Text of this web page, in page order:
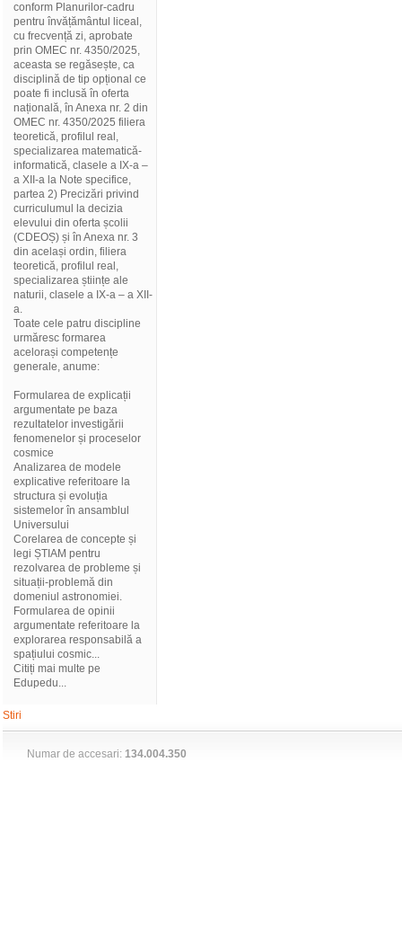
conform Planurilor-cadru
pentru învățământul liceal,
cu frecvență zi, aprobate
prin OMEC nr. 4350/2025,
aceasta se regăsește, ca
disciplină de tip opțional ce
poate fi inclusă în oferta
națională, în Anexa nr. 2 din
OMEC nr. 4350/2025 filiera
teoretică, profilul real,
specializarea matematică-
informatică, clasele a IX-a –
a XII-a la Note specifice,
partea 2) Precizări privind
curriculumul la decizia
elevului din oferta școlii
(CDEOȘ) și în Anexa nr. 3
din același ordin, filiera
teoretică, profilul real,
specializarea științe ale
naturii, clasele a IX-a – a XII-
a.
Toate cele patru discipline
urmăresc formarea
acelorași competențe
generale, anume:
Formularea de explicații
argumentate pe baza
rezultatelor investigării
fenomenelor și proceselor
cosmice
Analizarea de modele
explicative referitoare la
structura și evoluția
sistemelor în ansamblul
Universului
Corelarea de concepte și
legi ȘTIAM pentru
rezolvarea de probleme și
situații-problemă din
domeniul astronomiei.
Formularea de opinii
argumentate referitoare la
explorarea responsabilă a
spațiului cosmic...
Citiți mai multe pe
Edupedu...
Stiri
Numar de accesari: 134.004.350